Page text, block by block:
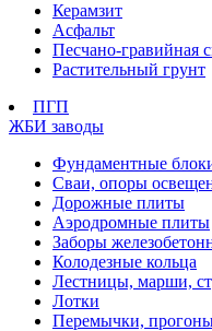
Керамзит
Асфальт
Песчано-гравийная
Растительный грунт
ПГП
ЖБИ заводы
Фундаментные
Сваи, опоры
Дорожные плиты
Аэродромные плиты
Заборы
Колодезные кольца
Лестницы, марши,
Лотки
Перемычки,